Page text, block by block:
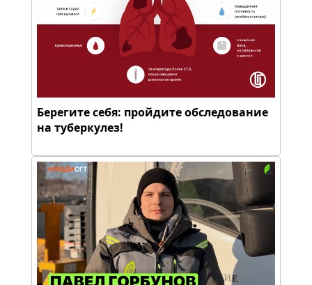
Берегите себя: пройдите обследование
на туберкулез!